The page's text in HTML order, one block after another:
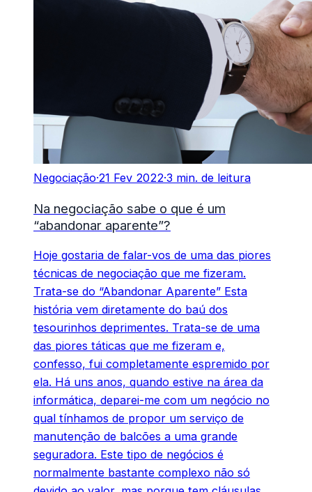
Negociação·21 Fev 2022·3 min. de leitura
Na negociação sabe o que é um
“abandonar aparente”?
Hoje gostaria de falar-vos de uma das piores
técnicas de negociação que me fizeram.
Trata-se do “Abandonar Aparente” Esta
história vem diretamente do baú dos
tesourinhos deprimentes. Trata-se de uma
das piores táticas que me fizeram e,
confesso, fui completamente espremido por
ela. Há uns anos, quando estive na área da
informática, deparei-me com um negócio no
qual tínhamos de propor um serviço de
manutenção de balcões a uma grande
seguradora. Este tipo de negócios é
normalmente bastante complexo não só